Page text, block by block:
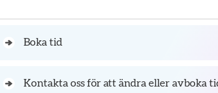
Boka tid
Kontakta oss för att ändra eller avboka